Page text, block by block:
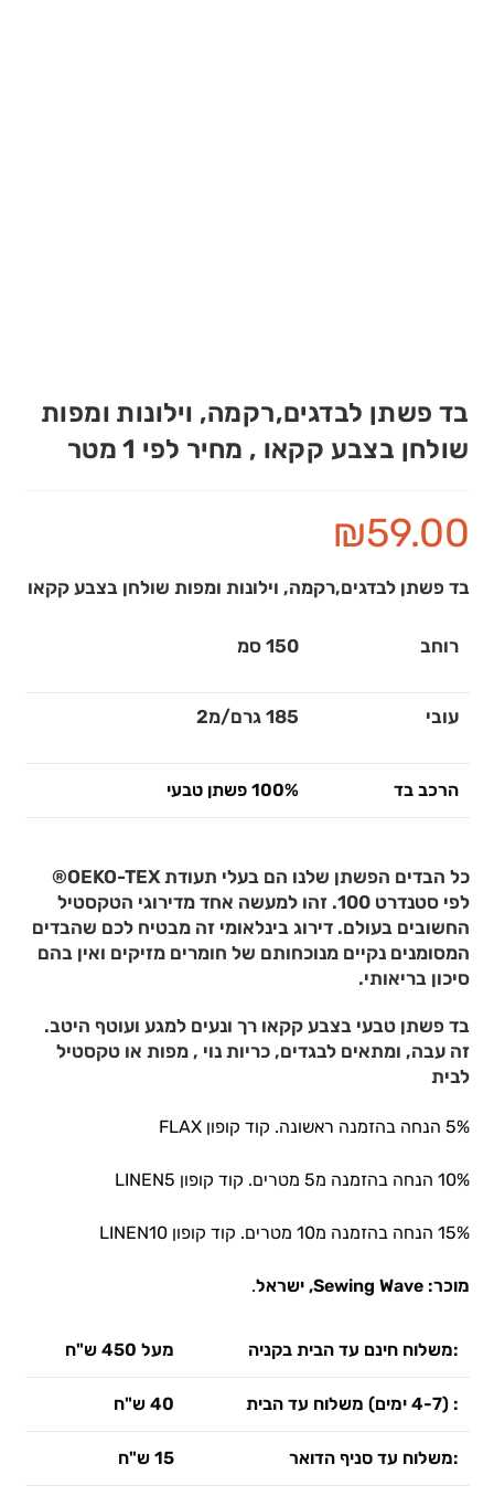
בד פשתן לבדגים,רקמה, וילונות ומפות
שולחן בצבע קקאו , מחיר לפי 1 מטר
₪59.00
בד פשתן לבדגים,רקמה, וילונות ומפות שולחן בצבע קקאו
רוחב 150 סמ
עובי 185 גרם/מ2
הרכב בד 100% פשתן טבעי
כל הבדים הפשתן שלנו הם בעלי תעודת OEKO-TEX®
לפי סטנדרט 100. זהו למעשה אחד מדירוגי הטקסטיל
החשובים בעולם. דירוג בינלאומי זה מבטיח לכם שהבדים
המסומנים נקיים מנוכחותם של חומרים מזיקים ואין בהם
סיכון בריאותי.
בד פשתן טבעי בצבע קקאו רך ונעים למגע ועוטף היטב.
זה עבה, ומתאים לבגדים, כריות נוי , מפות או טקסטיל
לבית
5% הנחה בהזמנה ראשונה. קוד קופון FLAX
10% הנחה בהזמנה מ5 מטרים. קוד קופון LINEN5
15% הנחה בהזמנה מ10 מטרים. קוד קופון LINEN10
מוכר: Sewing Wave , ישראל.
:משלוח חינם עד הבית בקניה מעל 450 ש"ח
: (4-7 ימים) משלוח עד הבית 40 ש"ח
:משלוח עד סניף הדואר 15 ש"ח